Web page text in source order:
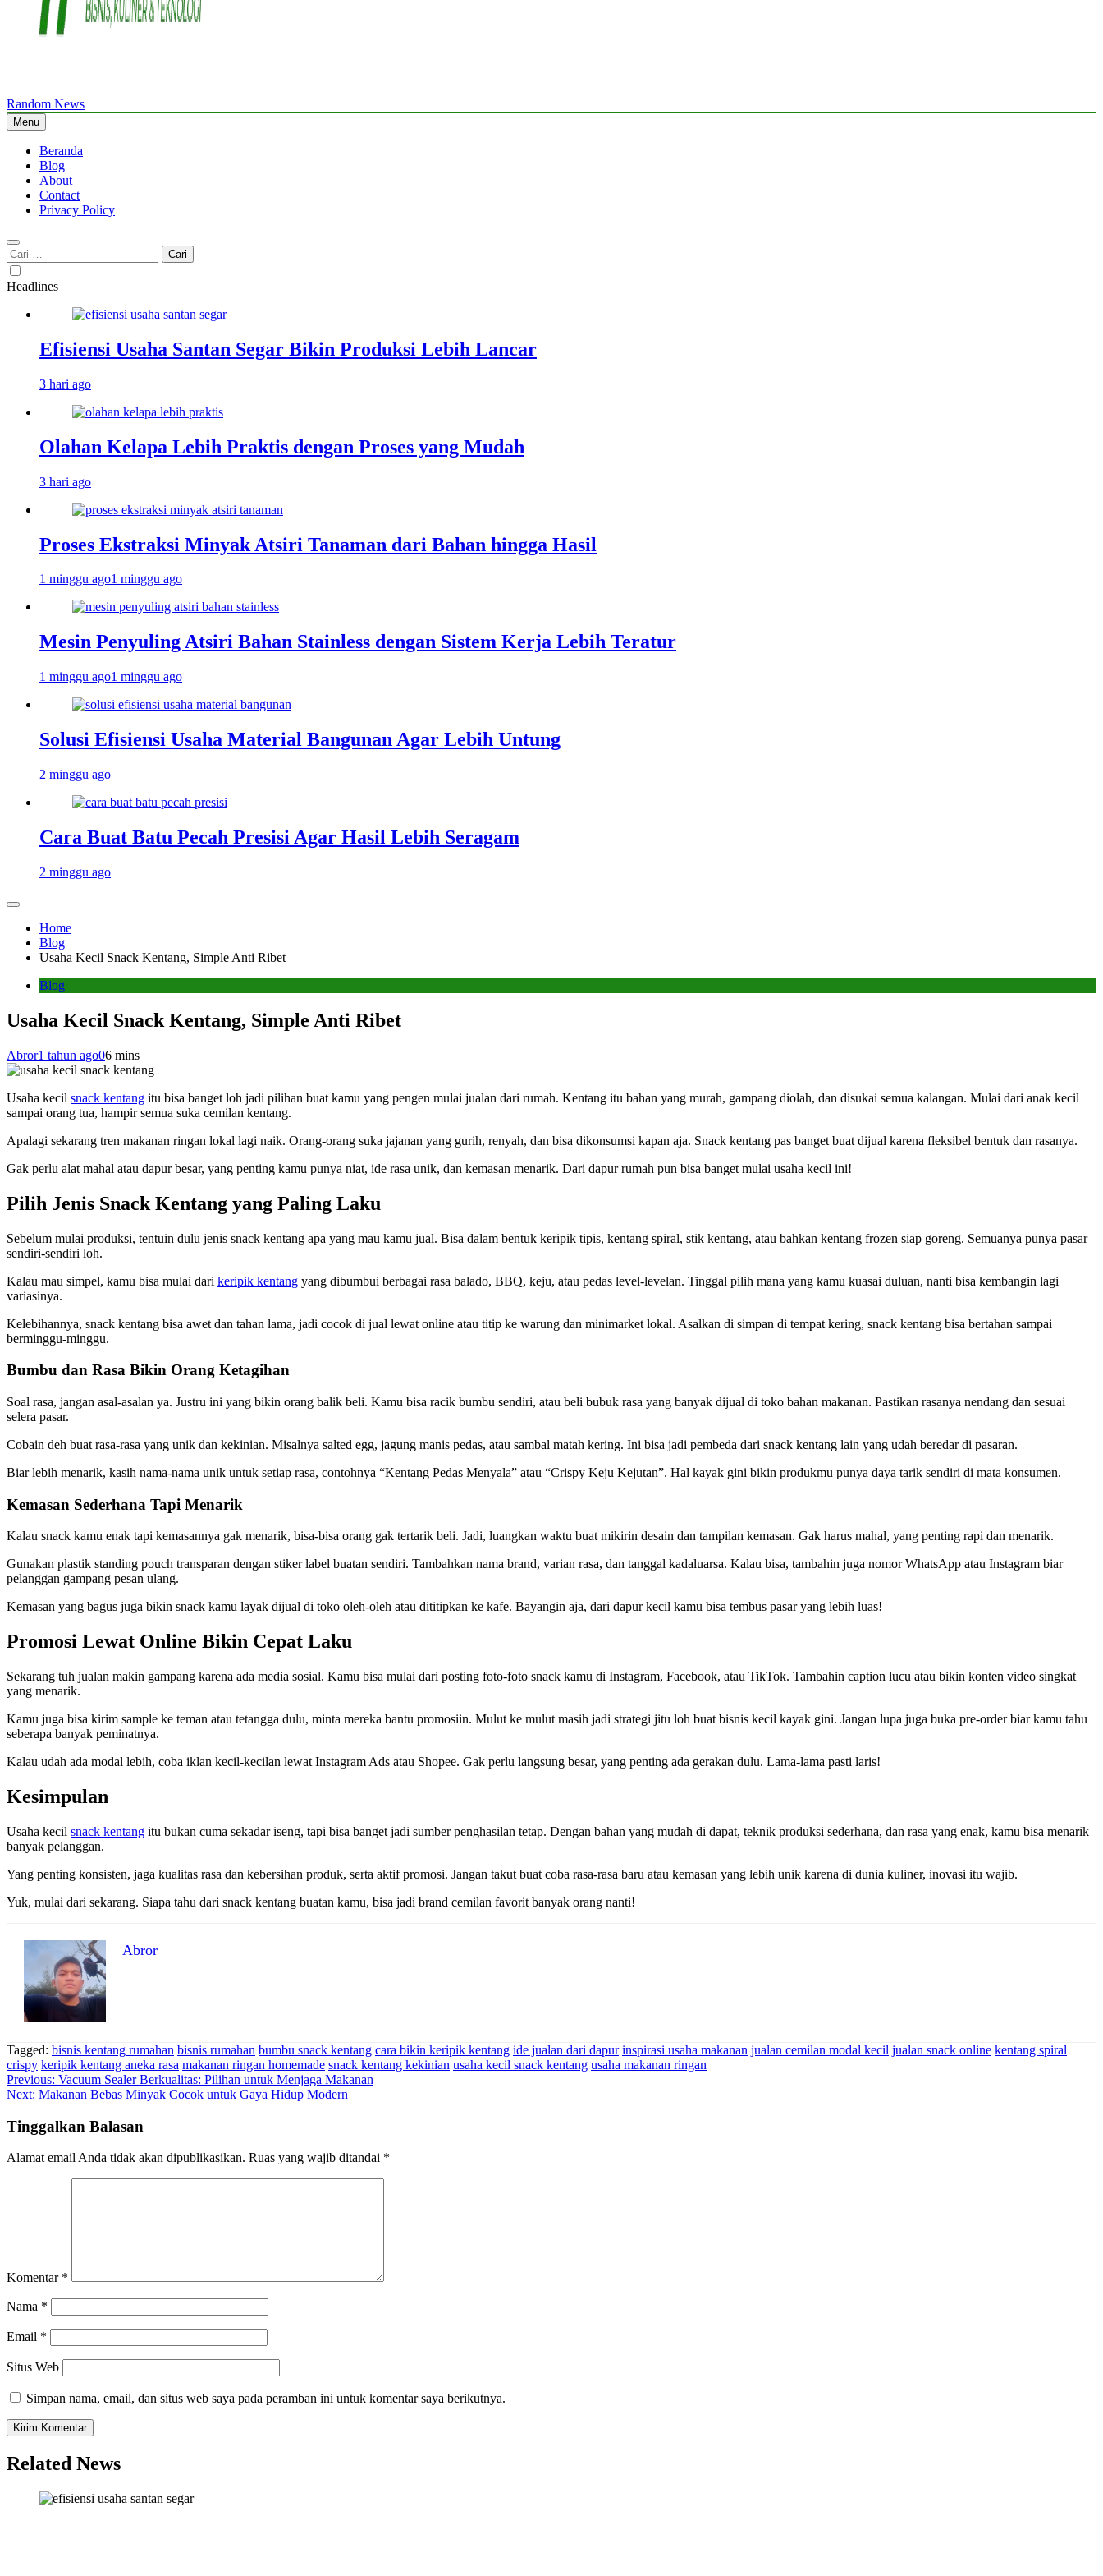
WriteMyPaperme.com
Bisnis, Kuliner, Teknologi
Random News
Menu
Beranda
Blog
About
Contact
Privacy Policy
Cari
untuk:
Headlines
Efisiensi Usaha Santan Segar Bikin Produksi Lebih Lancar
3 hari ago
Olahan Kelapa Lebih Praktis dengan Proses yang Mudah
3 hari ago
Proses Ekstraksi Minyak Atsiri Tanaman dari Bahan hingga Hasil
1 minggu ago1 minggu ago
Mesin Penyuling Atsiri Bahan Stainless dengan Sistem Kerja Lebih Teratur
1 minggu ago1 minggu ago
Solusi Efisiensi Usaha Material Bangunan Agar Lebih Untung
2 minggu ago
Cara Buat Batu Pecah Presisi Agar Hasil Lebih Seragam
2 minggu ago
Home
Blog
Usaha Kecil Snack Kentang, Simple Anti Ribet
Blog
Usaha Kecil Snack Kentang, Simple Anti Ribet
Abror1 tahun ago06 mins
Usaha kecil snack kentang itu bisa banget loh jadi pilihan buat kamu yang pengen mulai jualan dari rumah. Kentang itu bahan yang murah, gampang diolah, dan disukai semua kalangan. Mulai dari anak kecil
sampai orang tua, hampir semua suka cemilan kentang.
Apalagi sekarang tren makanan ringan lokal lagi naik. Orang-orang suka jajanan yang gurih, renyah, dan bisa dikonsumsi kapan aja. Snack kentang pas banget buat dijual karena fleksibel bentuk dan rasanya.
Gak perlu alat mahal atau dapur besar, yang penting kamu punya niat, ide rasa unik, dan kemasan menarik. Dari dapur rumah pun bisa banget mulai usaha kecil ini!
Pilih Jenis Snack Kentang yang Paling Laku
Sebelum mulai produksi, tentuin dulu jenis snack kentang apa yang mau kamu jual. Bisa dalam bentuk keripik tipis, kentang spiral, stik kentang, atau bahkan kentang frozen siap goreng. Semuanya punya pasar
sendiri-sendiri loh.
Kalau mau simpel, kamu bisa mulai dari keripik kentang yang dibumbui berbagai rasa balado, BBQ, keju, atau pedas level-levelan. Tinggal pilih mana yang kamu kuasai duluan, nanti bisa kembangin lagi
variasinya.
Kelebihannya, snack kentang bisa awet dan tahan lama, jadi cocok di jual lewat online atau titip ke warung dan minimarket lokal. Asalkan di simpan di tempat kering, snack kentang bisa bertahan sampai
berminggu-minggu.
Bumbu dan Rasa Bikin Orang Ketagihan
Soal rasa, jangan asal-asalan ya. Justru ini yang bikin orang balik beli. Kamu bisa racik bumbu sendiri, atau beli bubuk rasa yang banyak dijual di toko bahan makanan. Pastikan rasanya nendang dan sesuai
selera pasar.
Cobain deh buat rasa-rasa yang unik dan kekinian. Misalnya salted egg, jagung manis pedas, atau sambal matah kering. Ini bisa jadi pembeda dari snack kentang lain yang udah beredar di pasaran.
Biar lebih menarik, kasih nama-nama unik untuk setiap rasa, contohnya “Kentang Pedas Menyala” atau “Crispy Keju Kejutan”. Hal kayak gini bikin produkmu punya daya tarik sendiri di mata konsumen.
Kemasan Sederhana Tapi Menarik
Kalau snack kamu enak tapi kemasannya gak menarik, bisa-bisa orang gak tertarik beli. Jadi, luangkan waktu buat mikirin desain dan tampilan kemasan. Gak harus mahal, yang penting rapi dan menarik.
Gunakan plastik standing pouch transparan dengan stiker label buatan sendiri. Tambahkan nama brand, varian rasa, dan tanggal kadaluarsa. Kalau bisa, tambahin juga nomor WhatsApp atau Instagram biar
pelanggan gampang pesan ulang.
Kemasan yang bagus juga bikin snack kamu layak dijual di toko oleh-oleh atau dititipkan ke kafe. Bayangin aja, dari dapur kecil kamu bisa tembus pasar yang lebih luas!
Promosi Lewat Online Bikin Cepat Laku
Sekarang tuh jualan makin gampang karena ada media sosial. Kamu bisa mulai dari posting foto-foto snack kamu di Instagram, Facebook, atau TikTok. Tambahin caption lucu atau bikin konten video singkat
yang menarik.
Kamu juga bisa kirim sample ke teman atau tetangga dulu, minta mereka bantu promosiin. Mulut ke mulut masih jadi strategi jitu loh buat bisnis kecil kayak gini. Jangan lupa juga buka pre-order biar kamu tahu
seberapa banyak peminatnya.
Kalau udah ada modal lebih, coba iklan kecil-kecilan lewat Instagram Ads atau Shopee. Gak perlu langsung besar, yang penting ada gerakan dulu. Lama-lama pasti laris!
Kesimpulan
Usaha kecil snack kentang itu bukan cuma sekadar iseng, tapi bisa banget jadi sumber penghasilan tetap. Dengan bahan yang mudah di dapat, teknik produksi sederhana, dan rasa yang enak, kamu bisa menarik
banyak pelanggan.
Yang penting konsisten, jaga kualitas rasa dan kebersihan produk, serta aktif promosi. Jangan takut buat coba rasa-rasa baru atau kemasan yang lebih unik karena di dunia kuliner, inovasi itu wajib.
Yuk, mulai dari sekarang. Siapa tahu dari snack kentang buatan kamu, bisa jadi brand cemilan favorit banyak orang nanti!
Abror
Tagged: bisnis kentang rumahan bisnis rumahan bumbu snack kentang cara bikin keripik kentang ide jualan dari dapur inspirasi usaha makanan jualan cemilan modal kecil jualan snack online kentang spiral
crispy keripik kentang aneka rasa makanan ringan homemade snack kentang kekinian usaha kecil snack kentang usaha makanan ringan
Navigasi
pos
Previous: Vacuum Sealer Berkualitas: Pilihan untuk Menjaga Makanan
Next: Makanan Bebas Minyak Cocok untuk Gaya Hidup Modern
Tinggalkan Balasan
Alamat email Anda tidak akan dipublikasikan. Ruas yang wajib ditandai *
Komentar *
Nama *
Email *
Situs Web
Simpan nama, email, dan situs web saya pada peramban ini untuk komentar saya berikutnya.
Related News